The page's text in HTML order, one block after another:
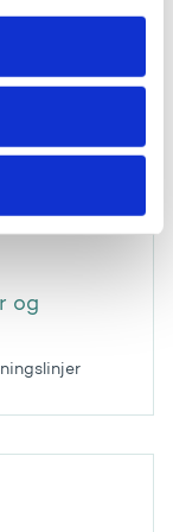
overenskomst
og